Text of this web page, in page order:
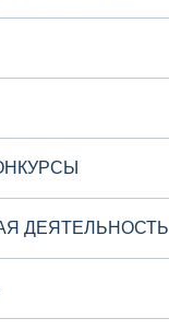
ДЕЯТЕЛЬНОСТЬ